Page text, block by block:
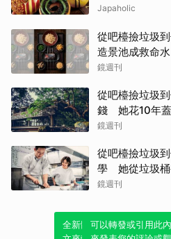
Japaholic
從吧檯撿垃圾
造景池成救命
了50次
鏡週刊
從吧檯撿垃圾
錢 她花10年
瀕臨破產
鏡週刊
從吧檯撿垃圾
學 她從垃圾桶
難訂的餐廳
鏡週刊
全新體驗！一鍵引用此內
可以轉發或引用此